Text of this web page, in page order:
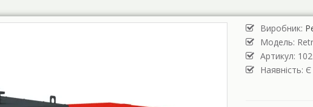
Виробник:
Модель:
Артикул:
Наявність: